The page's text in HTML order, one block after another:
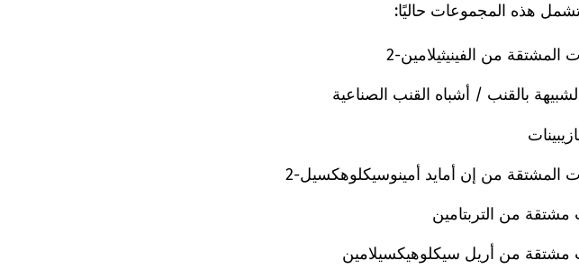
هذه المجموعات حاليًا:
المشتقة من الفينيثيلامين-2
بالقنب / أشباه القنب الصناعية
المشتقة من إن أمايد أمينوسيكلوهكسيل-2
مشتقة من التربتامين
مشتقة من أريل سيكلوهيكسيلامين